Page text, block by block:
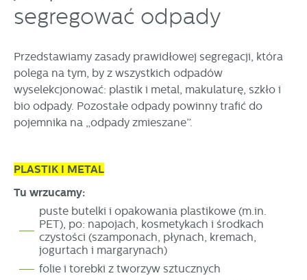
segregować odpady
Przedstawiamy zasady prawidłowej segregacji, która
polega na tym, by z wszystkich odpadów
wyselekcjonować: plastik i metal, makulaturę, szkło i
bio odpady. Pozostałe odpady powinny trafić do
pojemnika na „odpady zmieszane”.
PLASTIK I METAL
Tu wrzucamy:
puste butelki i opakowania plastikowe (m.in.
PET), po: napojach, kosmetykach i środkach
czystości (szamponach, płynach, kremach,
jogurtach i margarynach)
folie i torebki z tworzyw sztucznych
personalizację określonych funkcjonalności czy
prezentowanych treści.
komfort korzystania z funkcjonalności naszej strony poprzez
dopasowanie jej do Twoich indywidualnych preferencji.
Wyrażenie zgody na funkcjonalne i personalizacyjne pliki
cookies gwarantuje dostępność większej ilości funkcji na
stronie.
Analityczne
Analityczne pliki cookies pomagają nam rozwijać się i
dostosowywać do Twoich potrzeb.
częstotliwości, z jaką odwiedzane są nasze serwisy www.
internetowych pod względem ich popularności wśród
użytkowników. Zgromadzone informacje są przetwarzane w
formie zanonimizowanej. Wyrażenie zgody na analityczne
pliki cookies gwarantuje dostępność wszystkich
funkcjonalności.
Reklamowe
Dzięki reklamowym plikom cookies prezentujemy Ci
najciekawsze informacje i aktualności na stronach naszych
partnerów.
Promocyjne pliki cookies służą do prezentowania Ci naszych
komunikatów na podstawie analizy Twoich upodobań oraz
Więcej